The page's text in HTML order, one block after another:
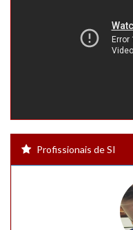
Profissionais de SI